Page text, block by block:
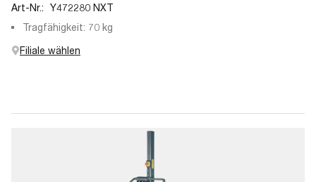
Art-Nr.: Y472280 NXT
Tragfähigkeit: 70 kg
Filiale wählen